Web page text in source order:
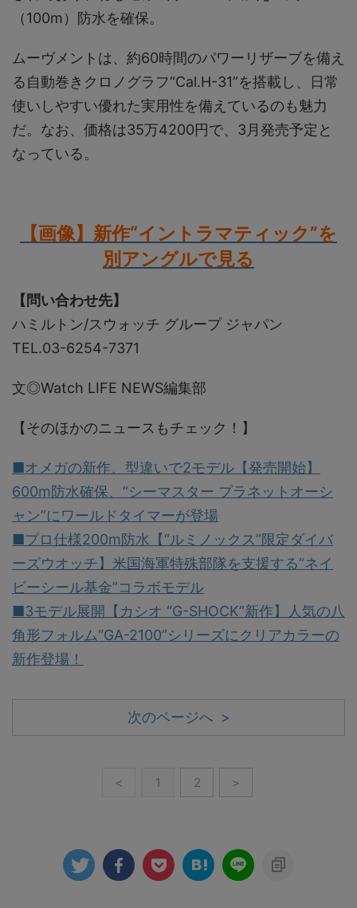
（100ⅿ）防水を確保。
ムーヴメントは、約60時間のパワーリザーブを備え
る自動巻きクロノグラフ“Cal.H-31”を搭載し、日常
使いしやすい優れた実用性を備えているのも魅力
だ。なお、価格は35万4200円で、3月発売予定と
なっている。
【画像】新作“イントラマティック”を
別アングルで見る
【問い合わせ先】
ハミルトン/スウォッチ グループ ジャパン
TEL.03-6254-7371
文◎Watch LIFE NEWS編集部
【そのほかのニュースもチェック！】
■オメガの新作、型違いで2モデル【発売開始】
600m防水確保、“シーマスター プラネットオーシ
ャン”にワールドタイマーが登場
■プロ仕様200m防水【“ルミノックス”限定ダイバ
ーズウオッチ】米国海軍特殊部隊を支援する“ネイ
ビーシール基金”コラボモデル
■3モデル展開【カシオ “G-SHOCK”新作】人気の八
角形フォルム“GA-2100”シリーズにクリアカラーの
新作登場！
次のページへ >
< 1 2 >